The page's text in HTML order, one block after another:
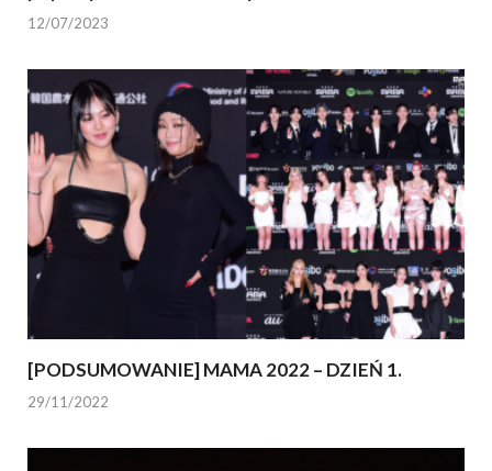
12/07/2023
[PODSUMOWANIE] MAMA 2022 – DZIEŃ 1.
29/11/2022